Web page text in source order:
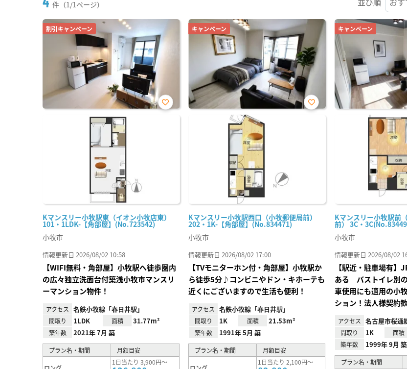
件（1/1ページ）
割引キャンペーン
Kマンスリー小牧駅東（イオン小牧店東）
101・1LDK-【角部屋】(No.723542)
お気
小牧市
情報更新日 2026/08/02 10:58
【WIFI無料・角部屋】小牧駅へ徒歩圏内
の広々独立洗面台付築浅小牧市マンスリ
ーマンション物件！
アクセス 名鉄小牧線「春日井駅」
間取り 1LDK 面積 31.77m²
築年数 2021年 7月 築
プラン名・期間 月額目安
1日当たり 3,900円～
キャンペーン
Kマンスリー小牧駅西口（小牧郵便局前）
202・1K-【角部屋】(No.834471)
お気
小牧市
情報更新日 2026/08/02 17:00
【TVモニターホン付・角部屋】小牧駅か
ら徒歩5分♪コンビニやドン・キホーテも
近くにございますので生活も便利！
アクセス 名鉄小牧線「春日井駅」
間取り 1K 面積 21.53m²
築年数 1991年 5月 築
プラン名・期間 月額目安
1日当たり 2,100円～
キャンペーン
Kマンスリー小牧駅前
前） 3C・
小牧市
情報更新日 2026/08/02
【駅近・駐車場有】
ある バストイレ別
車使用にも適用の小
ション！法人様契約
アクセス 名古屋市桜通
間取り 1K 面積
築年数 1999年 9月 築
プラン名・期間